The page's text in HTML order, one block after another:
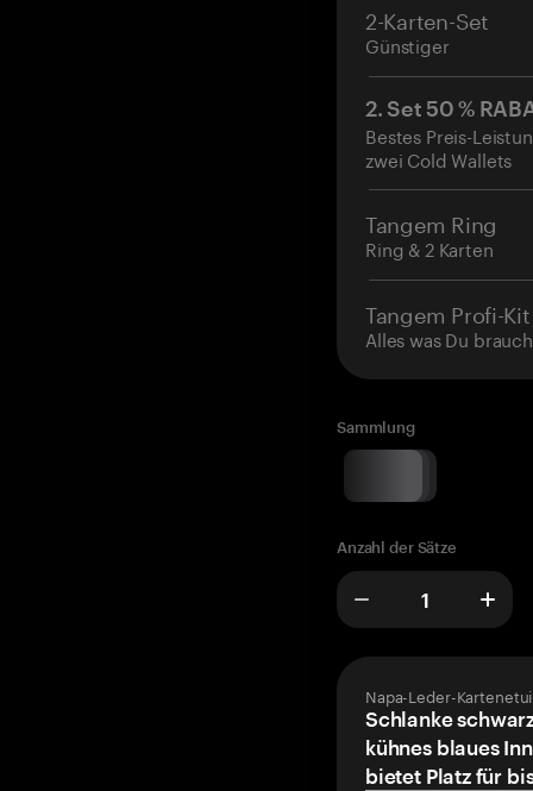
2-Karten-Set
Günstiger
2. Set 50 %
Bestes Preis-
zwei Cold Wallets
Tangem Ring
Ring & 2 Karten
Tangem Profi-Kit
Alles was Du
Sammlung
Anzahl der Sätze
Napa-Leder-
Schlanke
kühnes blaues
bietet Platz für